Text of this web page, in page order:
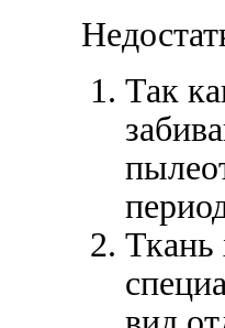
Так
Ткань